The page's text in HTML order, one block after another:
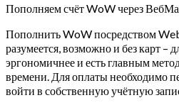
Пополняем счёт WoW через
Пополнить WoW посредством
разумеется, возможно и без карт –
эргономичнее и есть главным
времени. Для оплаты необходимо
войти в собственную учётную